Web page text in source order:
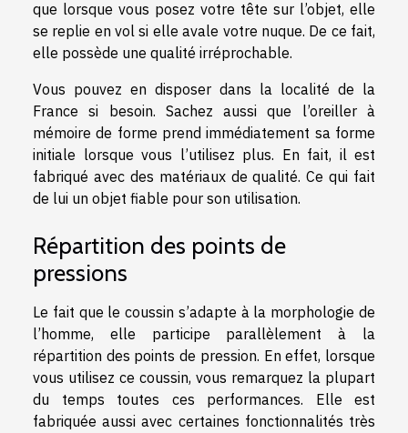
que lorsque vous posez votre tête sur l’objet, elle
se replie en vol si elle avale votre nuque. De ce fait,
elle possède une qualité irréprochable.
Vous pouvez en disposer dans la localité de la
France si besoin. Sachez aussi que l’oreiller à
mémoire de forme prend immédiatement sa forme
initiale lorsque vous l’utilisez plus. En fait, il est
fabriqué avec des matériaux de qualité. Ce qui fait
de lui un objet fiable pour son utilisation.
Répartition des points de
pressions
Le fait que le coussin s’adapte à la morphologie de
l’homme, elle participe parallèlement à la
répartition des points de pression. En effet, lorsque
vous utilisez ce coussin, vous remarquez la plupart
du temps toutes ces performances. Elle est
fabriquée aussi avec certaines fonctionnalités très